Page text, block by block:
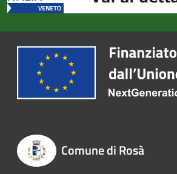
Comune di Rosà